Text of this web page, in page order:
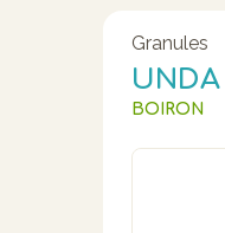
Granules
BOIRON